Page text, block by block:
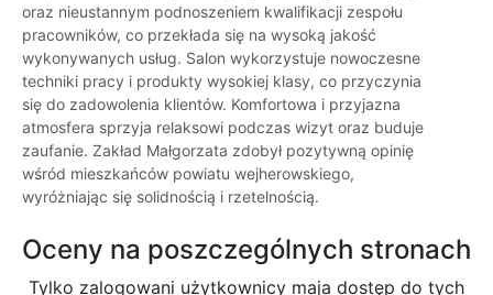
oraz nieustannym podnoszeniem kwalifikacji zespołu
pracowników, co przekłada się na wysoką jakość
wykonywanych usług. Salon wykorzystuje nowoczesne
techniki pracy i produkty wysokiej klasy, co przyczynia
się do zadowolenia klientów. Komfortowa i przyjazna
atmosfera sprzyja relaksowi podczas wizyt oraz buduje
zaufanie. Zakład Małgorzata zdobył pozytywną opinię
wśród mieszkańców powiatu wejherowskiego,
wyróżniając się solidnością i rzetelnością.
Oceny na poszczególnych stronach
Tylko zalogowani użytkownicy maja dostęp do tych